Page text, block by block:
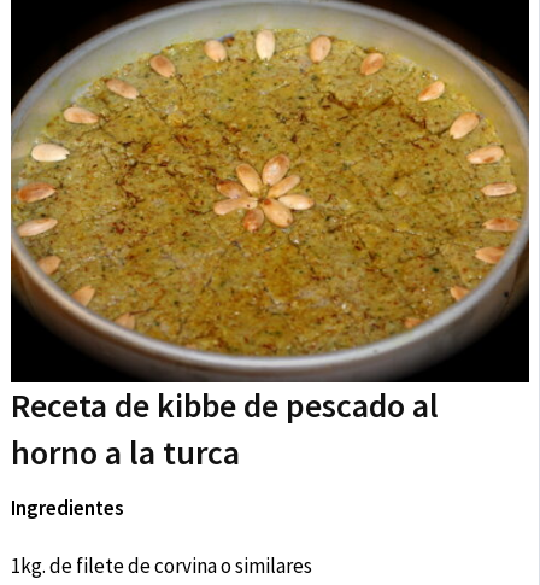
Receta de kibbe de pescado al
horno a la turca
Ingredientes
1kg. de filete de corvina o similares